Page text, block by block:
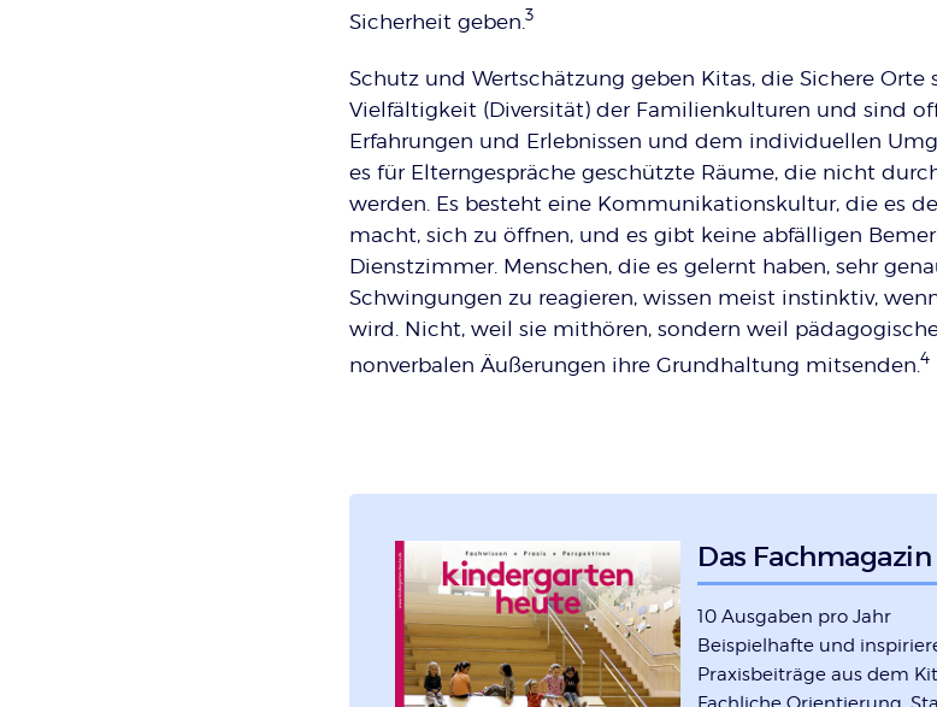
Sicherheit geben. 3
Schutz und Wertschätzung geben Kitas, die Sichere Orte
Vielfältigkeit (Diversität) der Familienkulturen und sind
Erfahrungen und Erlebnissen und dem individuellen
es für Elterngespräche geschützte Räume, die nicht
werden. Es besteht eine Kommunikationskultur, die es
macht, sich zu öffnen, und es gibt keine abfälligen
Dienstzimmer. Menschen, die es gelernt haben, sehr
Schwingungen zu reagieren, wissen meist instinktiv,
wird. Nicht, weil sie mithören, sondern weil
nonverbalen Äußerungen ihre Grundhaltung mitsenden. 4
Das
10 Ausgaben pro Jahr
Beispielhafte und
Praxisbeiträge aus dem